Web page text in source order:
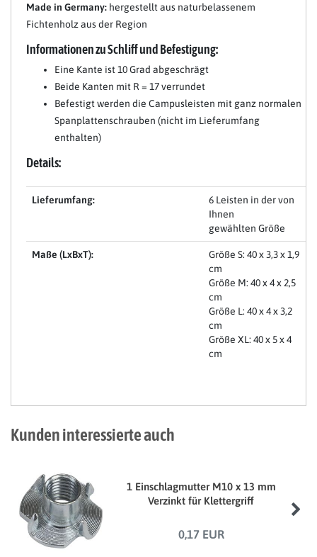
Made in Germany: hergestellt aus naturbelassenem
Fichtenholz aus der Region
Informationen zu Schliff und Befestigung:
Eine Kante ist 10 Grad abgeschrägt
Beide Kanten mit R = 17 verrundet
Befestigt werden die Campusleisten mit ganz normalen
Spanplattenschrauben (nicht im Lieferumfang
enthalten)
Details:
Lieferumfang:
6 Leisten in der von
Ihnen
gewählten Größe
Maße (LxBxT):
Größe S: 40 x 3,3 x 1,9
cm
Größe M: 40 x 4 x 2,5
cm
Größe L: 40 x 4 x 3,2
cm
Größe XL: 40 x 5 x 4
cm
Kunden interessierte auch
1 Einschlagmutter M10 x 13 mm
Verzinkt für Klettergriff
0,17 EUR